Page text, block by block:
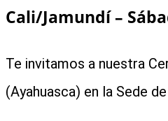
Cali/Jamundí –
Te invitamos a nuestra
(Ayahuasca) en la Sede